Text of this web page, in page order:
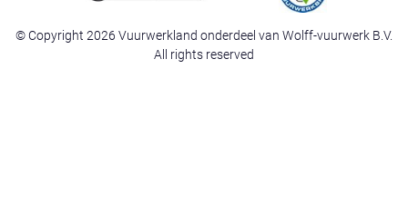
© Copyright 2026 Vuurwerkland onderdeel van Wolff-vuurwerk B.V.
All rights reserved